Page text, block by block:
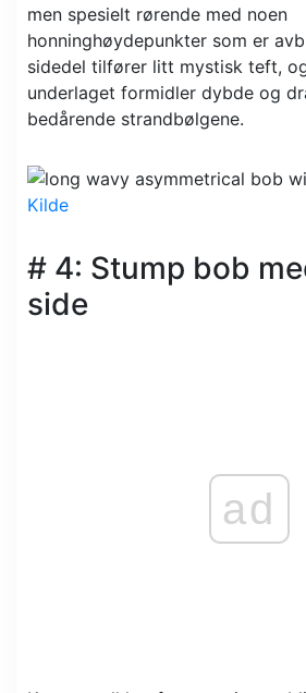
men spesielt rørende med noen
honninghøydepunkter som er
sidedel tilfører litt mystisk teft,
underlaget formidler dybde og
bedårende strandbølgene.
Kilde
# 4: Stump bob
side
ad